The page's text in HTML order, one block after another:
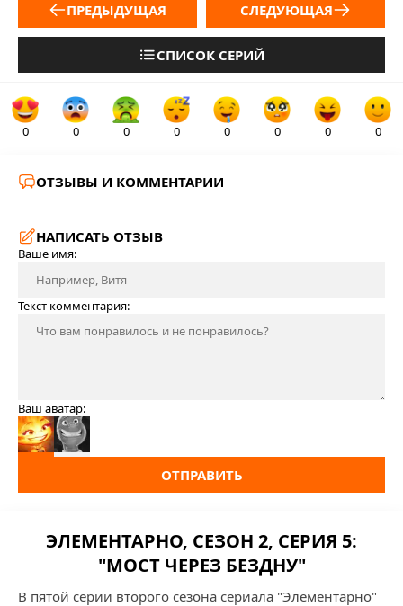
ПРЕДЫДУЩАЯ
СПИСОК СЕРИЙ
СЛЕДУЮЩАЯ
0 0 0 0 0 0 0 0
ОТЗЫВЫ И КОММЕНТАРИИ
НАПИСАТЬ ОТЗЫВ
Ваше имя:
Текст комментария:
Ваш аватар:
ОТПРАВИТЬ
ЭЛЕМЕНТАРНО, СЕЗОН 2, СЕРИЯ 5:
"МОСТ ЧЕРЕЗ БЕЗДНУ"
В пятой серии второго сезона сериала "Элементарно"